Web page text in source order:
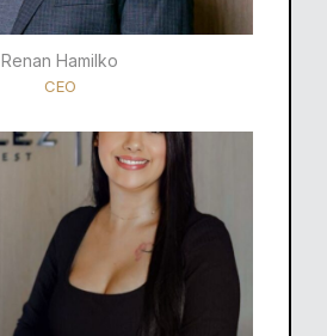
Renan Hamilko​
CEO